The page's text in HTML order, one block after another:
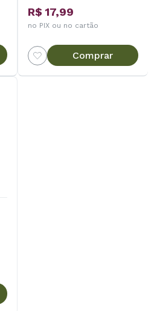
R$ 17,99
no PIX ou no cartão
Comprar